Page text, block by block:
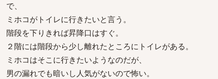
で、
ミホコがトイレに行きたいと言う。
階段を下りきれば昇降口はすぐ。
２階には階段から少し離れたところにトイレがある。
ミホコはそこに行きたいようなのだが、
男の漏れでも暗いし人気がないので怖い。